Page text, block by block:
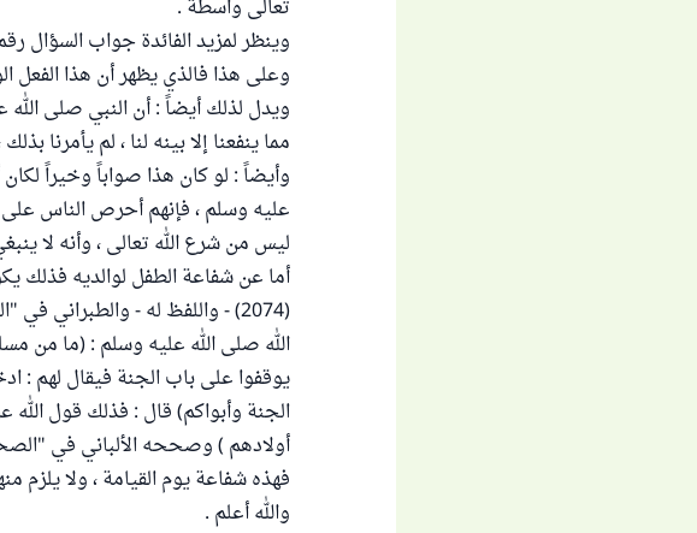
تعالى واسطة .
وينظر لمزيد الفائدة جواب السؤال
وعلى هذا فالذي يظهر أن هذا الفعل
ويدل لذلك أيضاً : أن النبي صلى
مما ينفعنا إلا بينه لنا ، لم يأمرنا
وأيضاً : لو كان هذا صواباً وخيراً
عليه وسلم ، فإنهم أحرص الناس على
ليس من شرع الله تعالى ، وأنه لا
أما عن شفاعة الطفل لوالديه فذلك
الله صلى الله عليه وسلم : (ما من
يوقفوا على باب الجنة فيقال لهم :
الجنة وأبواكم) قال : فذلك قول
أولادهم ) وصححه الألباني في
فهذه شفاعة يوم القيامة ، ولا يلزم
والله أعلم .